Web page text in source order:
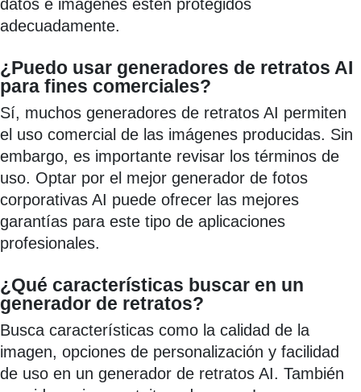
datos e imágenes estén protegidos
adecuadamente.
¿Puedo usar generadores de retratos AI
para fines comerciales?
Sí, muchos generadores de retratos AI permiten
el uso comercial de las imágenes producidas. Sin
embargo, es importante revisar los términos de
uso. Optar por el mejor generador de fotos
corporativas AI puede ofrecer las mejores
garantías para este tipo de aplicaciones
profesionales.
¿Qué características buscar en un
generador de retratos?
Busca características como la calidad de la
imagen, opciones de personalización y facilidad
de uso en un generador de retratos AI. También